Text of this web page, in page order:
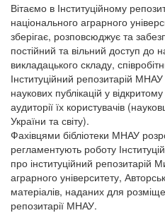
Вітаємо в Інституційному
національного аграрного
зберігає, розповсюджує та
постійний та вільний доступ до
викладацького складу,
Інституційний репозитарій
наукових публікацій у
аудиторії їх користувачів
України та світу).
Фахівцями бібліотеки МНАУ
регламентують роботу
про інституційний репозитарій
аграрного університету,
матеріалів, наданих для
репозитарії МНАУ.